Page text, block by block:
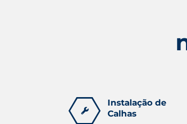
Instalação de
Calhas